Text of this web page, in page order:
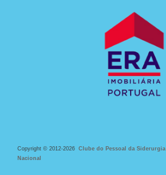
Copyright © 2012-2026
Clube do Pessoal da Siderurgia
Nacional